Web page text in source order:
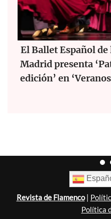
El Ballet Español
Madrid presenta
edición’ en
Revista de Flamenco|
Política